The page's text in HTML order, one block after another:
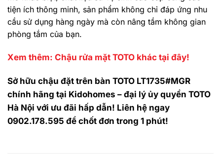
tiện ích thông minh, sản phẩm không chỉ đáp ứng nhu
cầu sử dụng hàng ngày mà còn nâng tầm không gian
phòng tắm của bạn.
Xem thêm: Chậu rửa mặt TOTO khác tại đây!
Sở hữu chậu đặt trên bàn TOTO LT1735#MGR
chính hãng tại Kidohomes – đại lý ủy quyền TOTO
Hà Nội với ưu đãi hấp dẫn! Liên hệ ngay
0902.178.595 để chốt đơn trong 1 phút!